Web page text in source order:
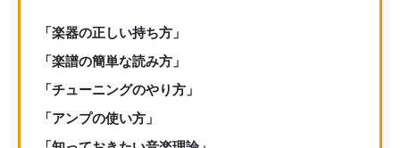
「楽器の正しい持ち方」
「楽譜の簡単な読み方」
「チューニングのやり方」
「アンプの使い方」